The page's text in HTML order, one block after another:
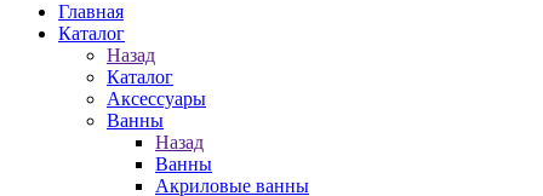
Главная
Каталог
Назад
Каталог
Аксессуары
Ванны
Назад
Ванны
Акриловые ванны